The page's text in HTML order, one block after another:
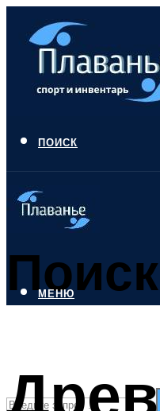
ПОИСК
Поиск
МЕНЮ